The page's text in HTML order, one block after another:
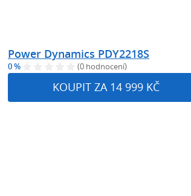
Power Dynamics PDY2218S
0 % (0 hodnocení)
KOUPIT ZA 14 999 KČ